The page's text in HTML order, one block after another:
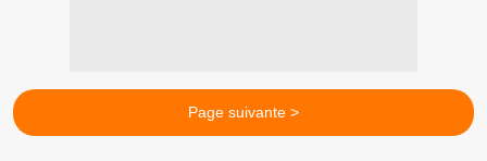
Page suivante >